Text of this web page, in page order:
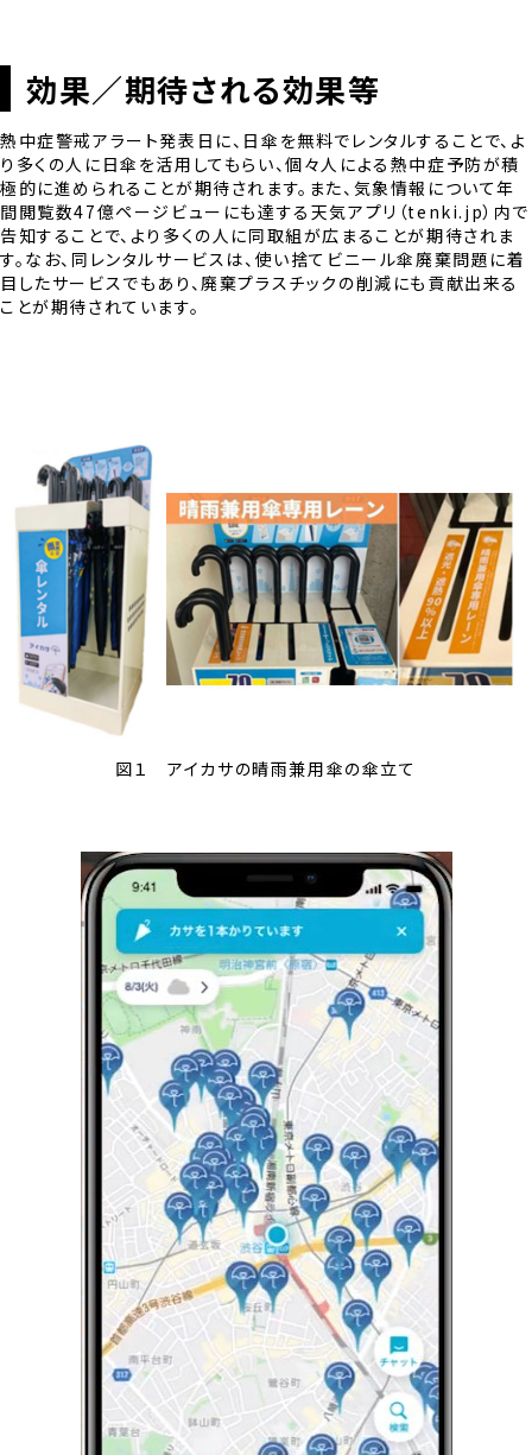
効果／期待される効果等
熱中症警戒アラート発表日に、日傘を無料でレンタルすることで、よ
り多くの人に日傘を活用してもらい、個々人による熱中症予防が積
極的に進められることが期待されます。また、気象情報について年
間閲覧数47億ページビューにも達する天気アプリ（tenki.jp）内で
告知することで、より多くの人に同取組が広まることが期待されま
す。なお、同レンタルサービスは、使い捨てビニール傘廃棄問題に着
目したサービスでもあり、廃棄プラスチックの削減にも貢献出来る
ことが期待されています。
図１ アイカサの晴雨兼用傘の傘立て